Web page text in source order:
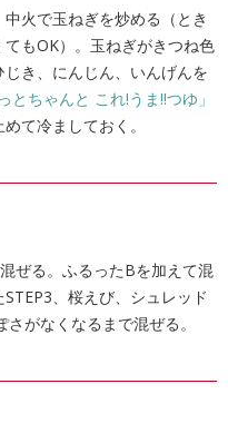
火で玉ねぎを炒める（とき
もOK）。玉ねぎがきつね色
き、にんじん、いんげんを
とちゃんと これ!うま!!つゆ」
て冷ましておく。
ぜる。ふるったBを加えて混
、桜えび、シュレッド
がなくなるまで混ぜる。